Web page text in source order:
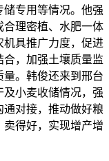
专用等情况。他强
合理密植、水肥一体
机具推广力度，促进
合，加强土壤质量监
。韩俊还来到邢台
小麦收储情况，强
对接，推动做好粮
得好，实现增产增